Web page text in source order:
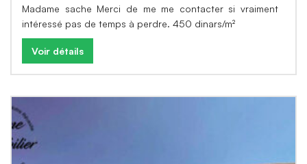
Madame sache Merci de me me contacter si vraiment
intéressé pas de temps à perdre. 450 dinars/m²
Voir détails